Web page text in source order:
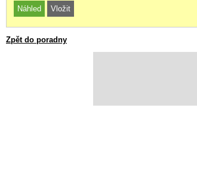
Zpět do poradny